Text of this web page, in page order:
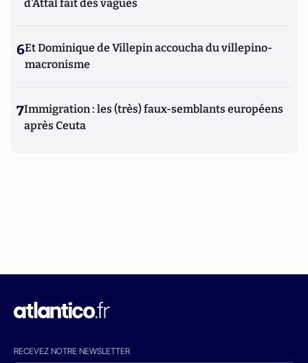
d'Attal fait des vagues
6Et Dominique de Villepin accoucha du villepino-
macronisme
7Immigration : les (très) faux-semblants européens
après Ceuta
RECEVEZ NOTRE NEWSLETTER